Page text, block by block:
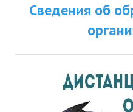
ДПО
Профессиональная
КОНТАКТЫ
Сведения об